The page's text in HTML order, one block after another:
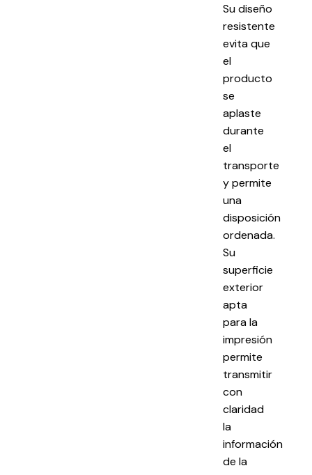
Su diseño
resistente
evita que
el
producto
se
aplaste
durante
el
transporte
y permite
una
disposición
ordenada.
Su
superficie
exterior
apta
para la
impresión
permite
transmitir
con
claridad
la
información
de la